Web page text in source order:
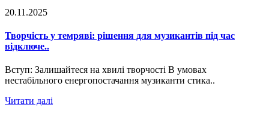
20.11.2025
Творчість у темряві: рішення для музикантів під час
відключе..
Вступ: Залишайтеся на хвилі творчості В умовах
нестабільного енергопостачання музиканти стика..
Читати далі